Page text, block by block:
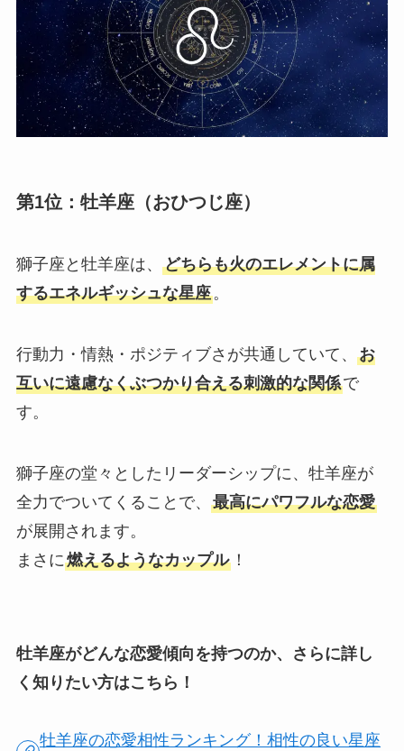
第1位：牡羊座（おひつじ座）
獅子座と牡羊座は、 どちらも火のエレメントに属
するエネルギッシュな星座。
行動力・情熱・ポジティブさが共通していて、 お
互いに遠慮なくぶつかり合える刺激的な関係で
す。
獅子座の堂々としたリーダーシップに、牡羊座が
全力でついてくることで、 最高にパワフルな恋愛
が展開されます。
まさに燃えるようなカップル！
牡羊座がどんな恋愛傾向を持つのか、さらに詳し
く知りたい方はこちら！
牡羊座の恋愛相性ランキング！相性の良い星座